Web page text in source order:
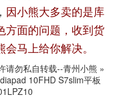
因小熊大多卖的是库
方面的问题，收到货
马上给你解决。
请勿私自转载--青州小熊 »
10FHD S7slim平板